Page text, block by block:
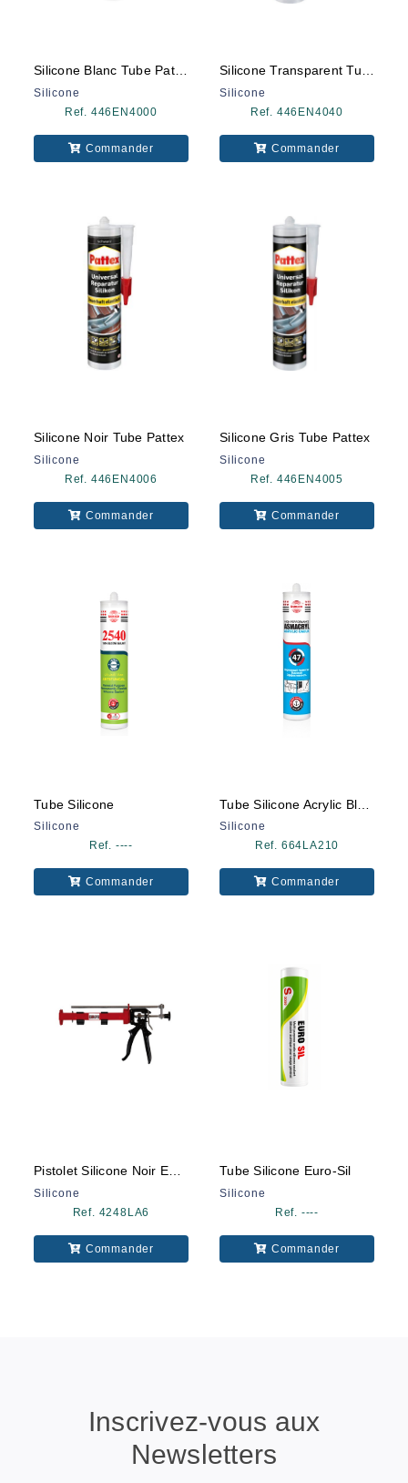
Silicone Blanc Tube Pattex
Silicone
Ref. 446EN4000
Commander
Silicone
Ref. 446EN4040
Commander
Silicone Noir Tube Pattex
Silicone
Ref. 446EN4006
Commander
Silicone Gris Tube Pattex
Silicone
Ref. 446EN4005
Commander
Tube Silicone
Silicone
Ref. ----
Commander
Silicone
Ref. 664LA210
Commander
Pistolet Silicone Noir Eurofix
Silicone
Ref. 4248LA6
Commander
Tube Silicone Euro-Sil
Silicone
Ref. ----
Commander
Inscrivez-vous aux
Newsletters